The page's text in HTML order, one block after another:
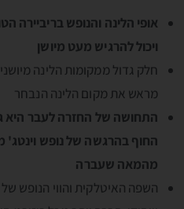
אופי הלינה והנופש בריביירה
ויכול להרגיש מעט מיושן
חלק גדול ממקומות הלינה
מראש את מקום הלינה הנבחר
התחושה של החזרה לעבר היא
החוף בהרגשה של נופש וינטג'
מהמאה שעברה
השפה האיטלקית והווי הנופש